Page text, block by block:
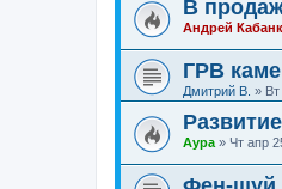
В
Андрей
ГРВ
Дмитрий В. »
Аура » Чт апр